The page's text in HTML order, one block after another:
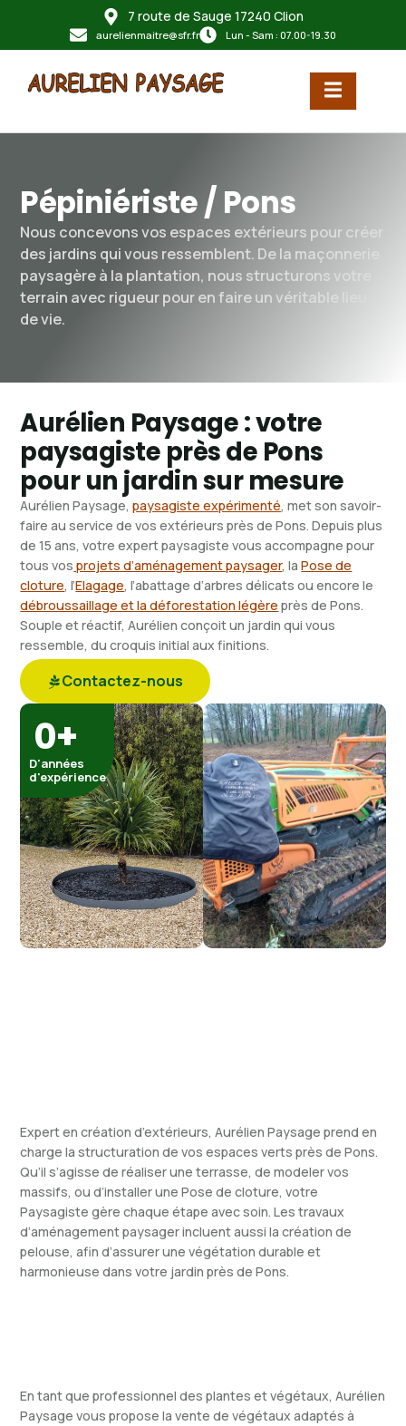
7 route de Sauge 17240 Clion
aurelienmaitre@sfr.fr Lun - Sam : 07.00-19.30
Pépiniériste / Pons
Nous concevons vos espaces extérieurs pour créer
des jardins qui vous ressemblent. De la maçonnerie
paysagère à la plantation, nous structurons votre
terrain avec rigueur pour en faire un véritable lieu
de vie.
D'années
d'expérience
0+
Aurélien Paysage : votre
paysagiste près de Pons
pour un jardin sur mesure
Aurélien Paysage,paysagiste expérimenté, met son savoir-
faire au service de vos extérieurs près de Pons. Depuis plus
de 15 ans, votre expert paysagiste vous accompagne pour
tous vos projets d’aménagement paysager, laPose de
cloture, l’Elagage, l’abattage d’arbres délicats ou encore le
débroussaillage et la déforestation légère près de Pons.
Souple et réactif, Aurélien conçoit un jardin qui vous
ressemble, du croquis initial aux finitions.
Contactez-nous
Expert en création d’extérieurs, Aurélien Paysage prend en
charge la structuration de vos espaces verts près de Pons.
Qu’il s’agisse de réaliser une terrasse, de modeler vos
massifs, ou d’installer une Pose de cloture, votre
Paysagiste gère chaque étape avec soin. Les travaux
d’aménagement paysager incluent aussi la création de
pelouse, afin d’assurer une végétation durable et
harmonieuse dans votre jardin près de Pons.
En tant que professionnel des plantes et végétaux, Aurélien
Paysage vous propose la vente de végétaux adaptés à